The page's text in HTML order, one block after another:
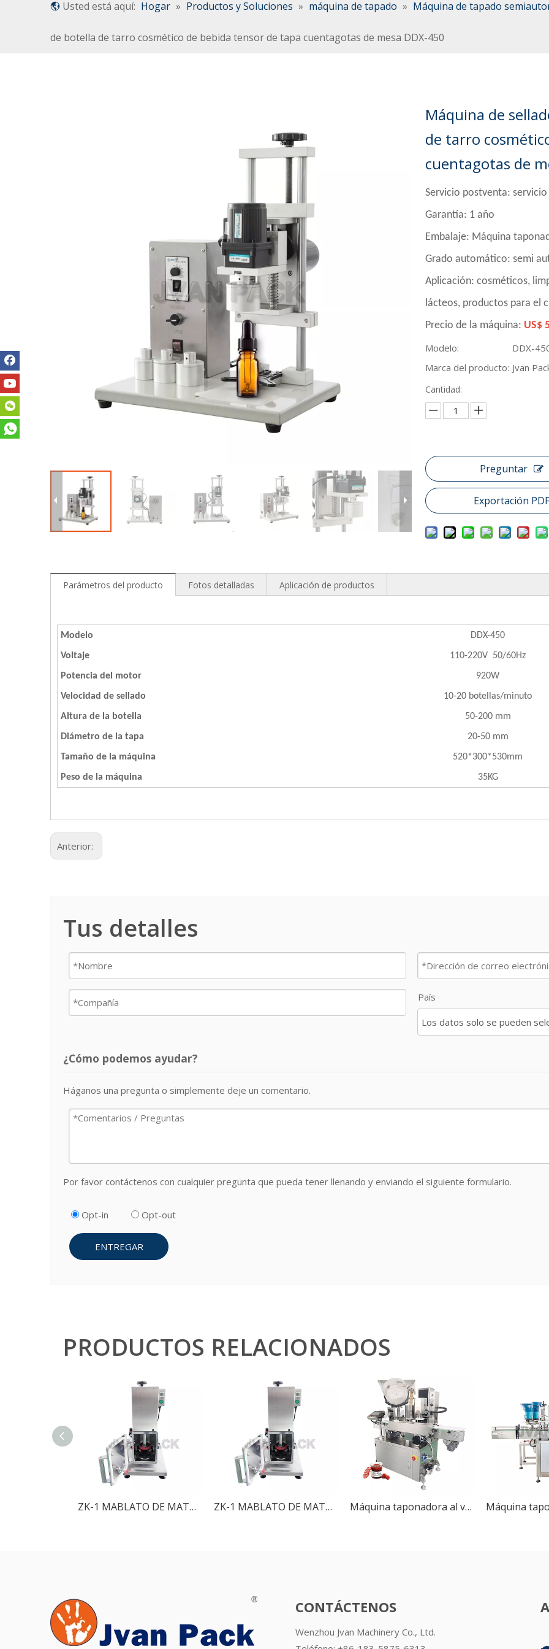
Usted está aquí: Hogar » Productos y Soluciones » máquina de tapado » Máquina de tapado
de botella de tarro cosmético de bebida tensor de tapa cuentagotas de mesa DDX-450
Máquina de
de tarro
cuentagotas de
Servicio postventa:
Garantía: 1 año
Embalaje: Máquina
Grado automático: semi
Aplicación: cosméticos,
lácteos, productos para el
Precio de la máquina: US$
Modelo:
DDX-
Marca del producto: Jvan
Cantidad:
Preguntar
Exportación PDF
Parámetros del producto Fotos detalladas Aplicación de productos
Modelo DDX-450
Voltaje 110-220V 50/60Hz
Potencia del motor 920W
Velocidad de sellado 10-20 botellas/minuto
Altura de la botella 50-200 mm
Diámetro de la tapa 20-50 mm
Tamaño de la máquina 520*300*530mm
Peso de la máquina 35KG
Anterior:
Tus detalles
País
¿Cómo podemos ayudar?
Háganos una pregunta o simplemente deje un comentario.
Por favor contáctenos con cualquier pregunta que pueda tener llenando y enviando el siguiente formulario.
Opt-in Opt-out
ENTREGAR
PRODUCTOS RELACIONADOS
ZK-1 MABLATO DE MATA DE AUTOMÁTICA TERMINA DE METAL DEL TAPA TAPA VESCURA CAPING MÁQUINA DE CAPELA DE SELLACIÓN PARA LA TAPA ZK-1 MABLATO DE MATA DE AUTOMÁTICA TERMINA DE METAL DEL TAPA TAPA VESCURA CAPING MÁQUINA DE CAPELA DE SELLACIÓN PARA LA TAPA Máquina taponadora al vacío automática ZK-5130
CONTÁCTENOS
Wenzhou Jvan Machinery Co., Ltd.